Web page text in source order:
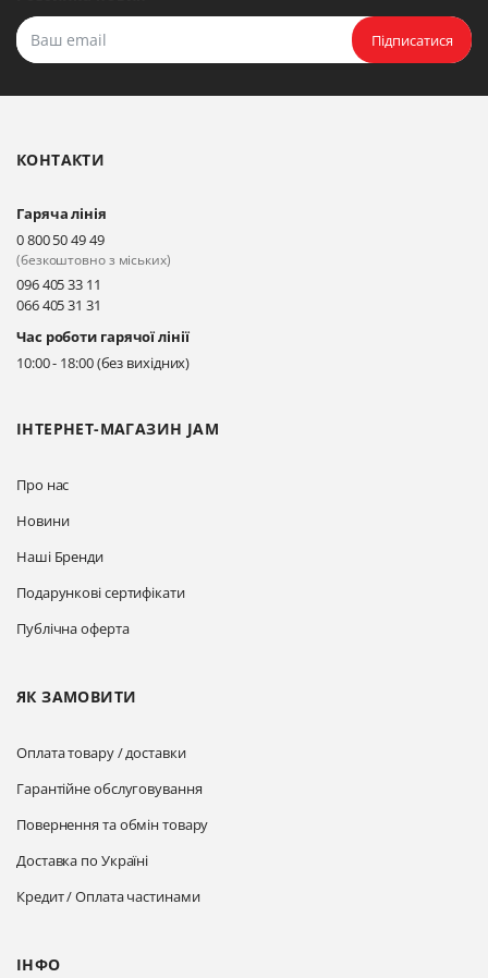
Підписатися
ІНТЕРНЕТ-МАГАЗИН JAM
Про нас
Новини
Наші Бренди
Подарункові сертифікати
Публічна оферта
ЯК ЗАМОВИТИ
Оплата товару / доставки
Гарантійне обслуговування
Повернення та обмін товару
Доставка по Україні
Кредит / Оплата частинами
ІНФО
КОНТАКТИ
Гаряча лінія
0 800 50 49 49
(безкоштовно з міських)
096 405 33 11
066 405 31 31
Час роботи гарячої лінії
10:00 - 18:00 (без вихідних)